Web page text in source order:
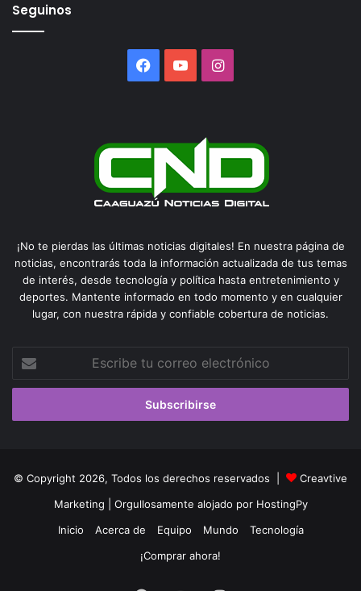
Seguinos
Facebook
YouTubeInstagram
¡No te pierdas las últimas noticias digitales! En nuestra página de
noticias, encontrarás toda la información actualizada de tus temas
de interés, desde tecnología y política hasta entretenimiento y
deportes. Mantente informado en todo momento y en cualquier
lugar, con nuestra rápida y confiable cobertura de noticias.
correo
© Copyright 2026, Todos los derechos reservados |
Creavtive
Marketing | Orgullosamente alojado por HostingPy
Inicio
Acerca de Equipo Mundo
Tecnología
¡Comprar ahora!